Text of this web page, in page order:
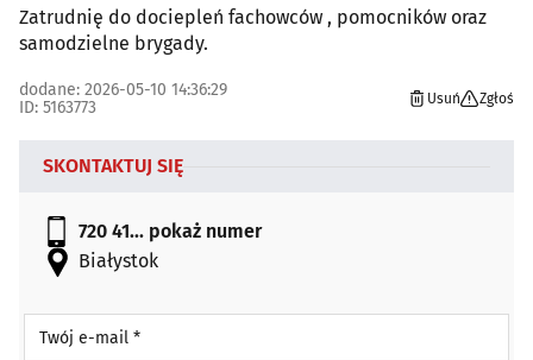
Zatrudnię do dociepleń fachowców , pomocników oraz
samodzielne brygady.
dodane: 2026-05-10 14:36:29
ID: 5163773
Usuń Zgłoś
SKONTAKTUJ SIĘ
720 41... pokaż numer
Białystok
Twój e-mail *